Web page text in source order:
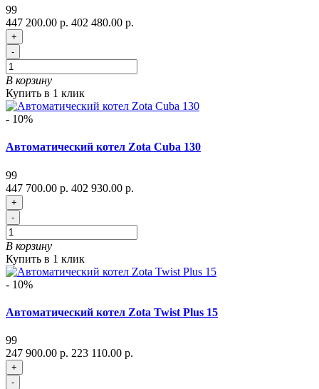
99
447 200.00 р. 402 480.00 р.
+
-
В корзину
Купить в 1 клик
- 10%
Автоматический котел Zota Cuba 130
99
447 700.00 р. 402 930.00 р.
+
-
В корзину
Купить в 1 клик
- 10%
Автоматический котел Zota Twist Plus 15
99
247 900.00 р. 223 110.00 р.
+
-